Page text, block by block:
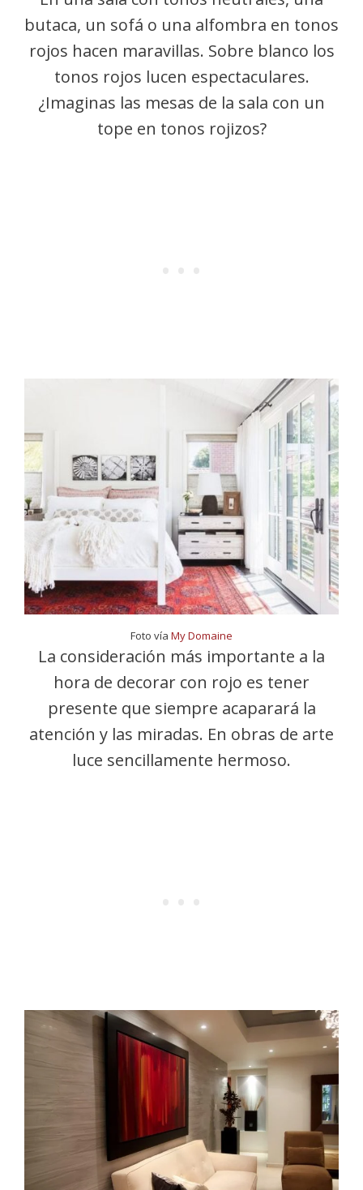
butaca, un sofá o una alfombra en tonos
rojos hacen maravillas. Sobre blanco los
tonos rojos lucen espectaculares.
¿Imaginas las mesas de la sala con un
tope en tonos rojizos?
Foto vía My Domaine
La consideración más importante a la
hora de decorar con rojo es tener
presente que siempre acaparará la
atención y las miradas. En obras de arte
luce sencillamente hermoso.